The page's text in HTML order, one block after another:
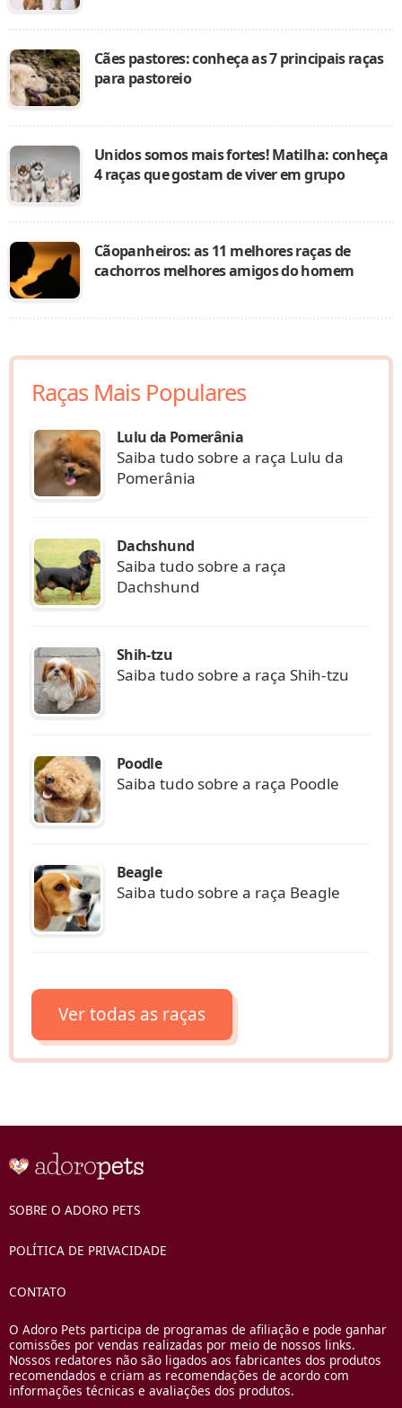
Cães pastores: conheça as 7 principais raças
para pastoreio
Unidos somos mais fortes! Matilha: conheça
4 raças que gostam de viver em grupo
Cãopanheiros: as 11 melhores raças de
cachorros melhores amigos do homem
Raças Mais Populares
Lulu da Pomerânia
Saiba tudo sobre a raça Lulu da
Pomerânia
Dachshund
Saiba tudo sobre a raça
Dachshund
Shih-tzu
Saiba tudo sobre a raça Shih-tzu
Poodle
Saiba tudo sobre a raça Poodle
Beagle
Saiba tudo sobre a raça Beagle
Ver todas as raças
SOBRE O ADORO PETS
POLÍTICA DE PRIVACIDADE
CONTATO
O Adoro Pets participa de programas de afiliação e pode ganhar
comissões por vendas realizadas por meio de nossos links.
Nossos redatores não são ligados aos fabricantes dos produtos
recomendados e criam as recomendações de acordo com
informações técnicas e avaliações dos produtos.